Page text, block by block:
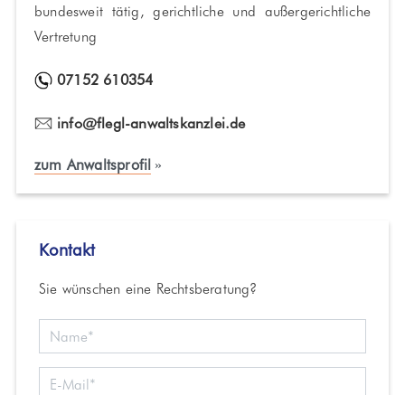
bundesweit tätig, gerichtliche und außergerichtliche
Vertretung
07152 610354
info@flegl-anwaltskanzlei.de
zum Anwaltsprofil
Kontakt
Sie wünschen eine Rechtsberatung?